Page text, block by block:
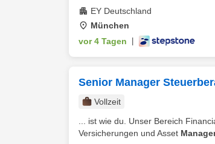
EY Deutschland
München
vor 4 Tagen
Senior Manager
Vollzeit
... ist wie du. Unser Bereich
Versicherungen und Asset